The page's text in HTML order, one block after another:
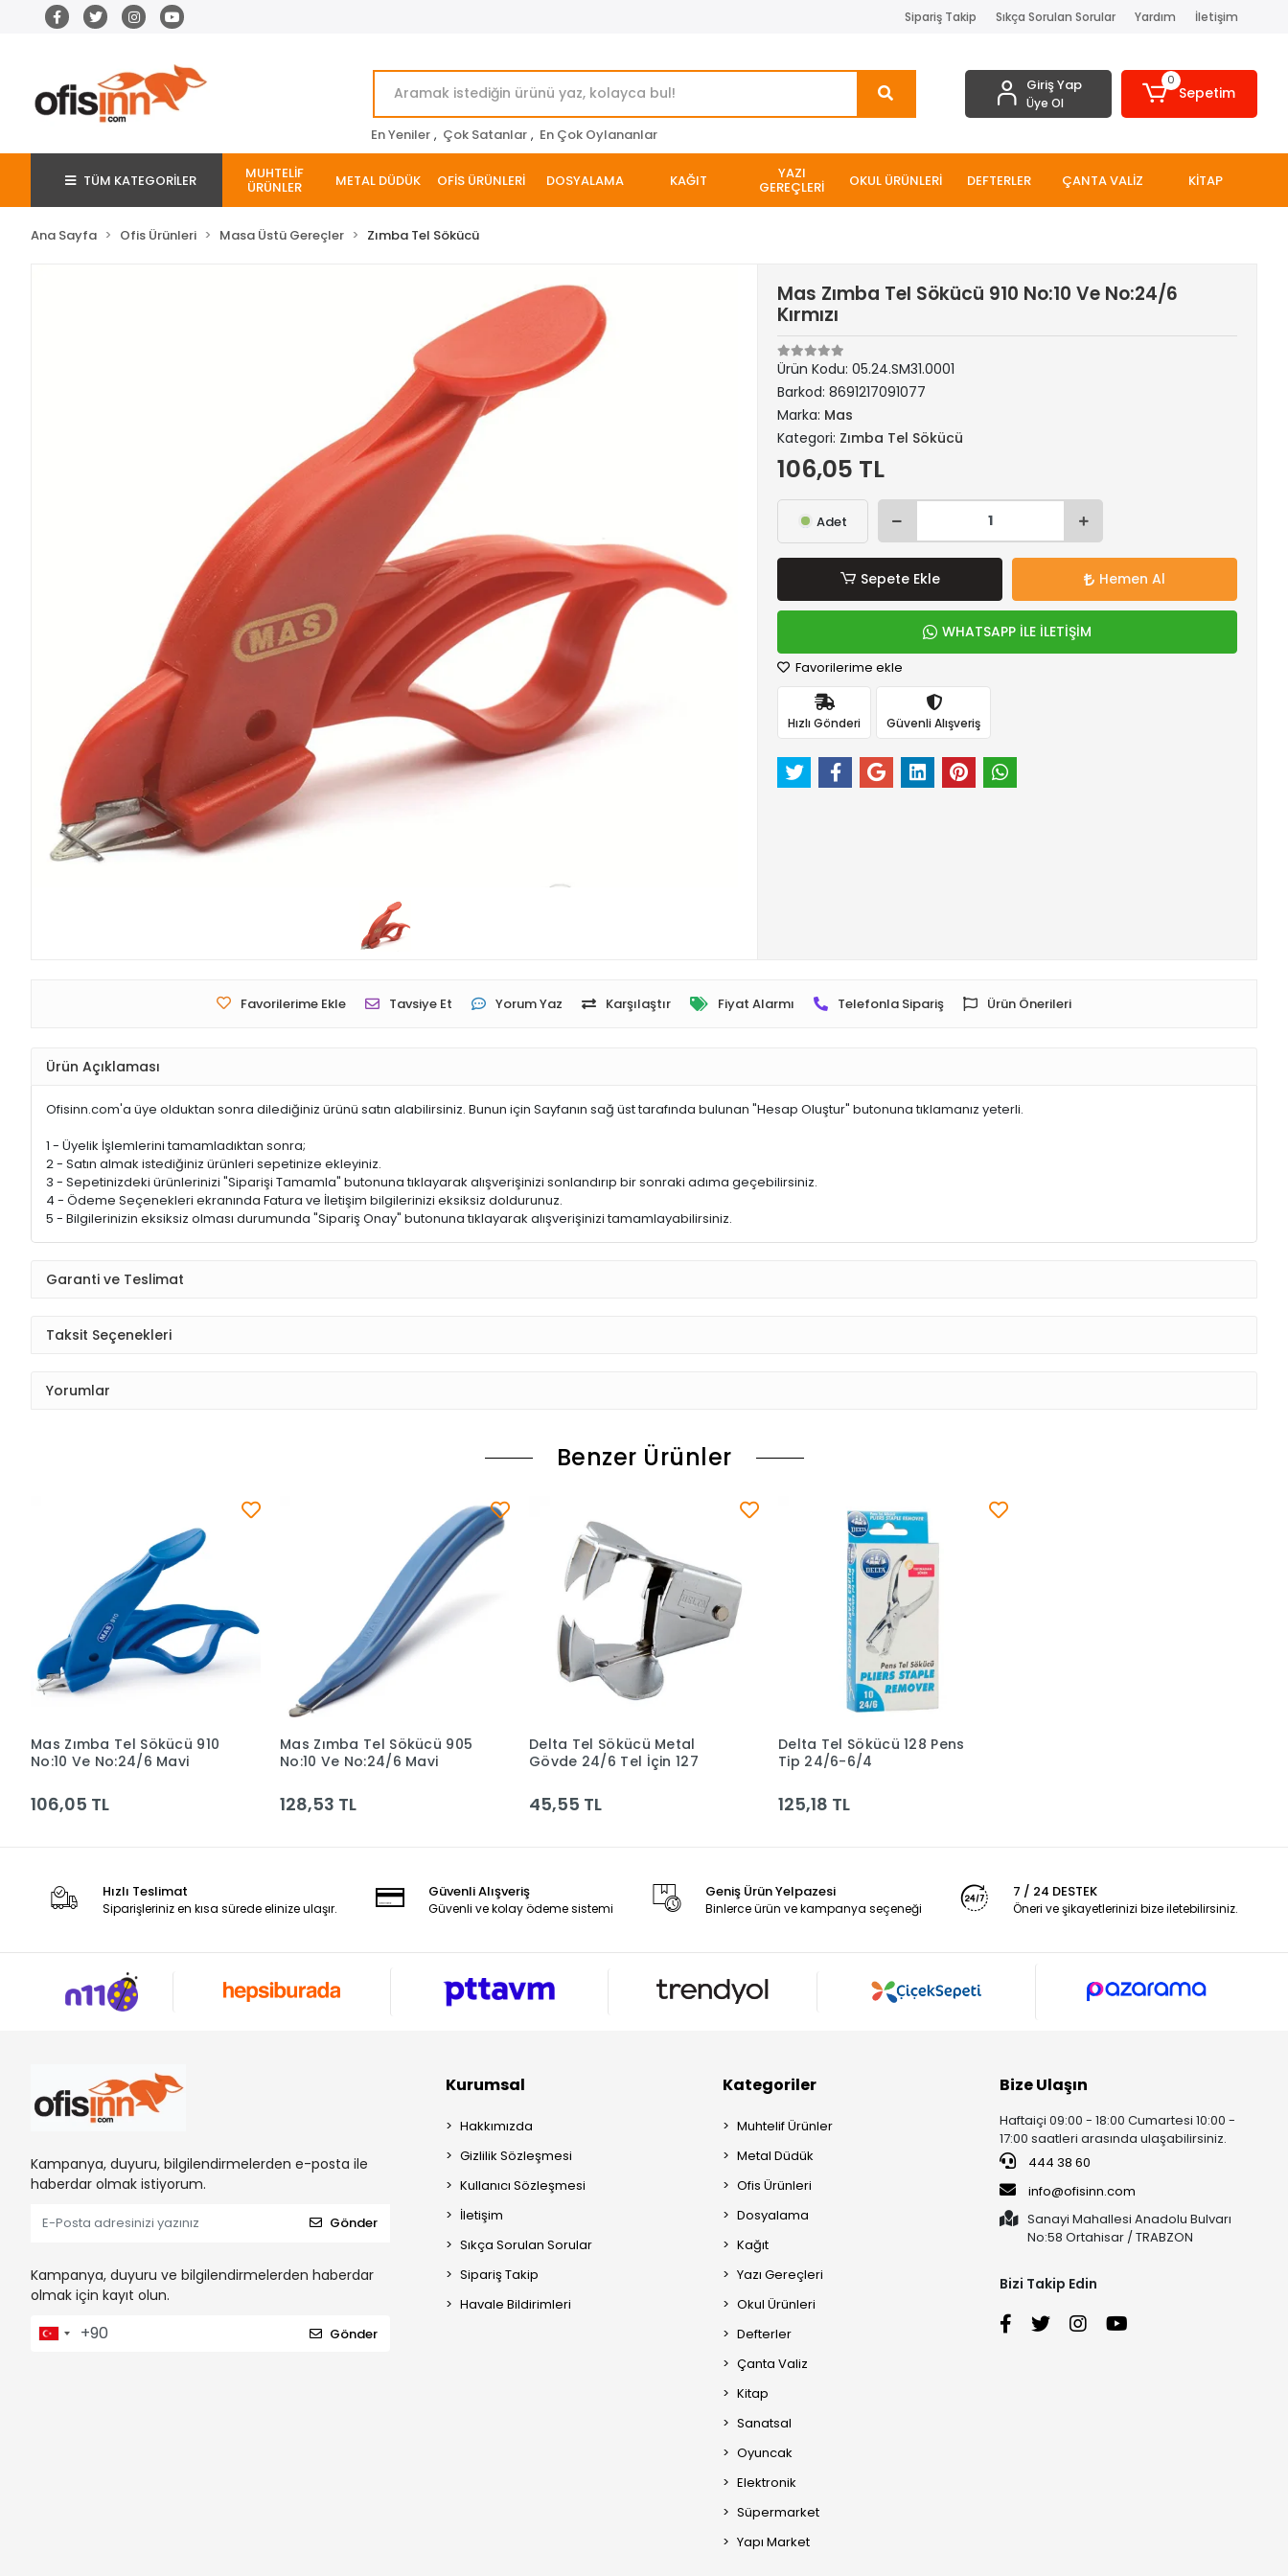
Sipariş Takip Sıkça Sorulan Sorular Yardım İletişim
En Yeniler , Çok Satanlar , En Çok Oylananlar
Giriş Yap
Üye Ol
0
Sepetim
TÜM KATEGORİLER MUHTELİF
ÜRÜNLER METAL DÜDÜK OFİS ÜRÜNLERİ DOSYALAMA KAĞIT YAZI
GEREÇLERİ OKUL ÜRÜNLERİ DEFTERLER ÇANTA VALİZ KİTAP
Ana Sayfa Ofis Ürünleri Masa Üstü Gereçler Zımba Tel Sökücü
Mas Zımba Tel Sökücü 910 No:10 Ve No:24/6
Kırmızı
Ürün Kodu:05.24.SM31.0001
Barkod:8691217091077
Marka: Mas
Kategori: Zımba Tel Sökücü
106,05 TL
Adet
Sepete Ekle Hemen Al
WHATSAPP İLE İLETİŞİM
Favorilerime ekle
Hızlı Gönderi Güvenli Alışveriş
Favorilerime Ekle Tavsiye Et Yorum Yaz Karşılaştır Fiyat Alarmı Telefonla Sipariş Ürün Önerileri
Ürün Açıklaması
Ofisinn.com'a üye olduktan sonra dilediğiniz ürünü satın alabilirsiniz. Bunun için Sayfanın sağ üst tarafında bulunan "Hesap Oluştur" butonuna tıklamanız yeterli.
1 - Üyelik İşlemlerini tamamladıktan sonra;
2 - Satın almak istediğiniz ürünleri sepetinize ekleyiniz.
3 - Sepetinizdeki ürünlerinizi "Siparişi Tamamla" butonuna tıklayarak alışverişinizi sonlandırıp bir sonraki adıma geçebilirsiniz.
4 - Ödeme Seçenekleri ekranında Fatura ve İletişim bilgilerinizi eksiksiz doldurunuz.
5 - Bilgilerinizin eksiksiz olması durumunda "Sipariş Onay" butonuna tıklayarak alışverişinizi tamamlayabilirsiniz.
Garanti ve Teslimat
Taksit Seçenekleri
Yorumlar
Benzer Ürünler
Sepete Ekle
Mas Zımba Tel Sökücü 910
No:10 Ve No:24/6 Mavi
106,05 TL
Sepete Ekle
Mas Zımba Tel Sökücü 905
No:10 Ve No:24/6 Mavi
128,53 TL
Sepete Ekle
Delta Tel Sökücü Metal
Gövde 24/6 Tel İçin 127
45,55 TL
Sepete Ekle
Delta Tel Sökücü 128 Pens
Tip 24/6-6/4
125,18 TL
Hızlı Teslimat
Siparişleriniz en kısa sürede elinize ulaşır.
Güvenli Alışveriş
Güvenli ve kolay ödeme sistemi
Geniş Ürün Yelpazesi
Binlerce ürün ve kampanya seçeneği
7 / 24 DESTEK
Öneri ve şikayetlerinizi bize iletebilirsiniz.
Kampanya, duyuru, bilgilendirmelerden e-posta ile
haberdar olmak istiyorum.
Gönder
Kampanya, duyuru ve bilgilendirmelerden haberdar
olmak için kayıt olun.
Gönder
Kurumsal
Hakkımızda
Gizlilik Sözleşmesi
Kullanıcı Sözleşmesi
İletişim
Sıkça Sorulan Sorular
Sipariş Takip
Havale Bildirimleri
Kategoriler
Muhtelif Ürünler
Metal Düdük
Ofis Ürünleri
Dosyalama
Kağıt
Yazı Gereçleri
Okul Ürünleri
Defterler
Çanta Valiz
Kitap
Sanatsal
Oyuncak
Elektronik
Süpermarket
Yapı Market
Bize Ulaşın
Haftaiçi 09:00 - 18:00 Cumartesi 10:00 -
17:00 saatleri arasında ulaşabilirsiniz.
444 38 60
info@ofisinn.com
Sanayi Mahallesi Anadolu Bulvarı
No:58 Ortahisar / TRABZON
Bizi Takip Edin